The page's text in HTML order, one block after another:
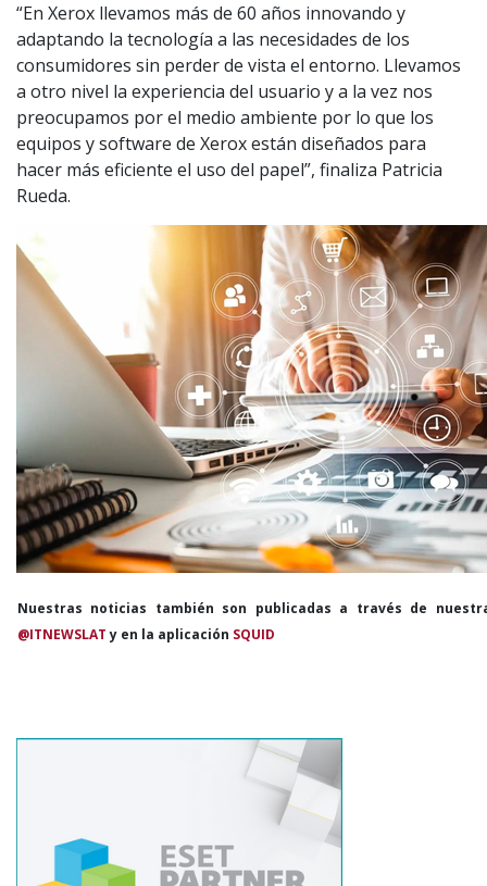
“En Xerox llevamos más de 60 años innovando y
adaptando la tecnología a las necesidades de los
consumidores sin perder de vista el entorno. Llevamos
a otro nivel la experiencia del usuario y a la vez nos
preocupamos por el medio ambiente por lo que los
equipos y software de Xerox están diseñados para
hacer más eficiente el uso del papel”, finaliza Patricia
Rueda.
Nuestras noticias también son publicadas a través de
@ITNEWSLATy en la aplicación SQUID